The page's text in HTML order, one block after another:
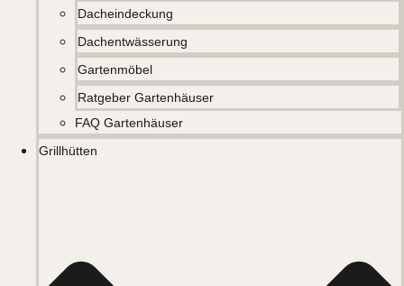
Dacheindeckung
Dachentwässerung
Gartenmöbel
Ratgeber Gartenhäuser
FAQ Gartenhäuser
Grillhütten